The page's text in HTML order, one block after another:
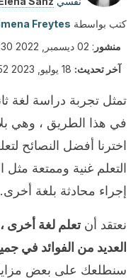
كتب بواسطة Freytes
منشور : 02 ديسمبر, 2022 15:30
آخر تحديث: 18 يوليو, 2023 06:52
تمثل تجربة دراسة لغة
في هذا الطريق ، وهي
اخترنا أفضل النصائح
التعلم غنية وممتعة مثل
إجراء محادثة بلغة أخرى.
نعتقد أنتعلم لغة أخرى ،
العديد من الفوائد في
سنطلعك على بعض مزايا